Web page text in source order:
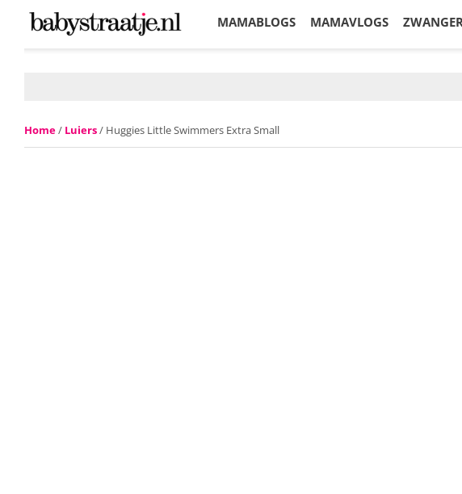
MAMABLOGS MAMAVLOGS
Home/ Luiers/ Huggies Little Swimmers Extra Small